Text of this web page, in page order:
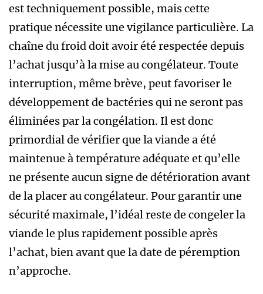
est techniquement possible, mais cette
pratique nécessite une vigilance particulière. La
chaîne du froid doit avoir été respectée depuis
l’achat jusqu’à la mise au congélateur. Toute
interruption, même brève, peut favoriser le
développement de bactéries qui ne seront pas
éliminées par la congélation. Il est donc
primordial de vérifier que la viande a été
maintenue à température adéquate et qu’elle
ne présente aucun signe de détérioration avant
de la placer au congélateur. Pour garantir une
sécurité maximale, l’idéal reste de congeler la
viande le plus rapidement possible après
l’achat, bien avant que la date de péremption
n’approche.